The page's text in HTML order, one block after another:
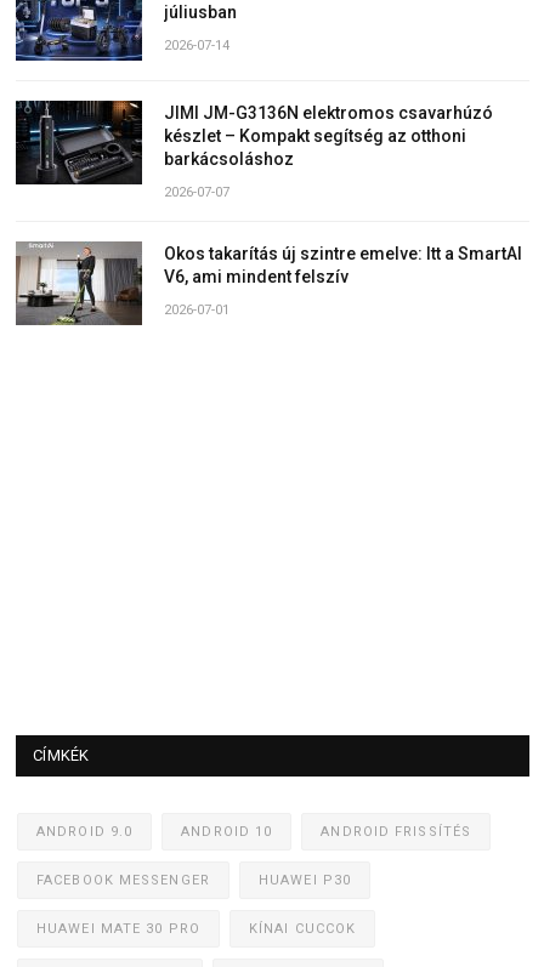
júliusban
2026-07-14
JIMI JM-G3136N elektromos csavarhúzó
készlet – Kompakt segítség az otthoni
barkácsoláshoz
2026-07-07
Okos takarítás új szintre emelve: Itt a SmartAI
V6, ami mindent felszív
2026-07-01
CÍMKÉK
ANDROID 9.0 ANDROID 10 ANDROID FRISSÍTÉS
FACEBOOK MESSENGER HUAWEI P30
HUAWEI MATE 30 PRO KÍNAI CUCCOK